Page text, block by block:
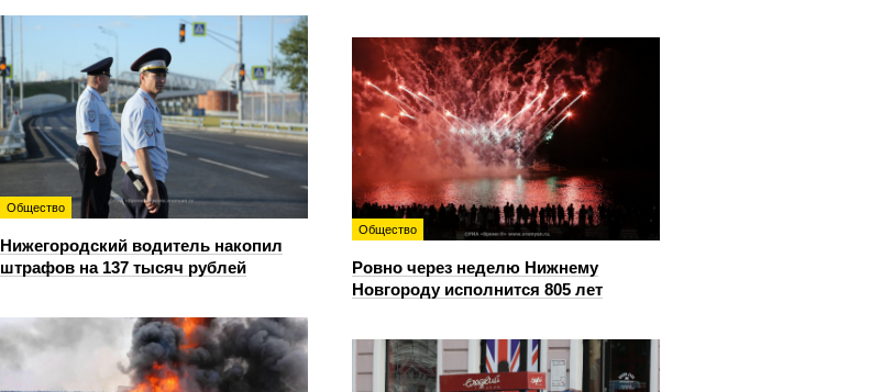
Общество
Нижегородский водитель накопил
штрафов на 137 тысяч рублей
Общество
Ровно через неделю Нижнему
Новгороду исполнится 805 лет